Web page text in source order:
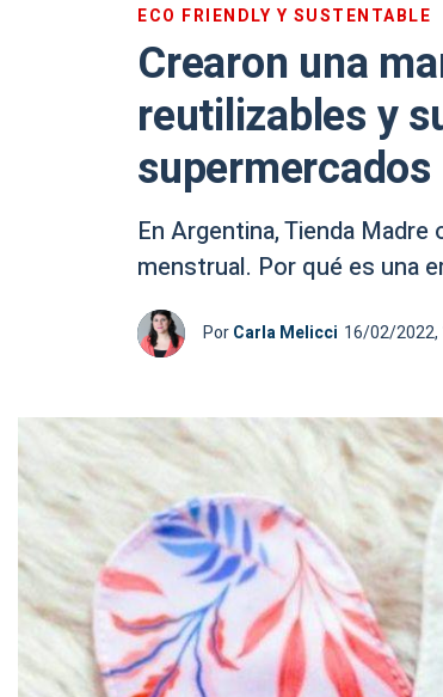
ECO FRIENDLY Y SUSTENTABLE
Crearon una
reutilizables y
supermercados
En Argentina, Tienda
menstrual. Por qué es una
PorCarla Melicci 16/02/2022,